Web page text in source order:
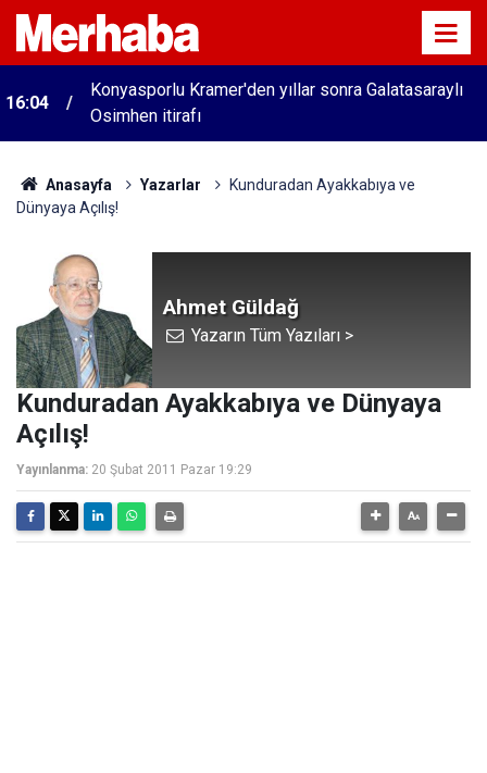
16:04
Konyasporlu Kramer'den yıllar sonra Galatasaraylı
Osimhen itirafı
Anasayfa Yazarlar
Kunduradan Ayakkabıya ve
Dünyaya Açılış!
Ahmet Güldağ
Yazarın Tüm Yazıları >
Kunduradan Ayakkabıya ve Dünyaya
Açılış!
Yayınlanma: 20 Şubat 2011 Pazar 19:29